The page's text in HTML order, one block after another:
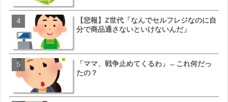
【悲報】Z世代「なんでセルフレジなのに自
分で商品通さないといけないんだ」
「ママ、戦争止めてくるわ」←これ何だっ
たの？
【画像】キモいオジサンが
こちらｗｗｗｗｗｗｗｗｗ
【速報】しょこたん、遂に